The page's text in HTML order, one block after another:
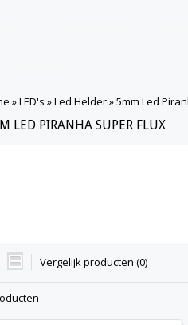
»LED's »Led Helder»5mm Led
LED PIRANHA SUPER FLUX
Vergelijk producten (0)